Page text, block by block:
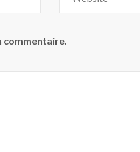
commentaire.